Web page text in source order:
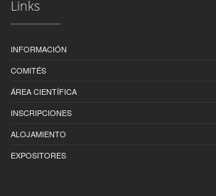
Links
INFORMACIÓN
COMITÉS
ÁREA CIENTÍFICA
INSCRIPCIONES
ALOJAMIENTO
EXPOSITORES